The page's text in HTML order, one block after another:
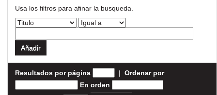
Usa los filtros para afinar la busqueda.
Resultados por página | Ordenar por
En orden